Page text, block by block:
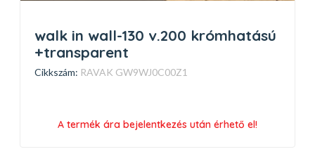
walk in wall-130 v.200 krómhatású
+transparent
Cikkszám: RAVAK GW9WJ0C00Z1
A termék ára bejelentkezés után érhető el!